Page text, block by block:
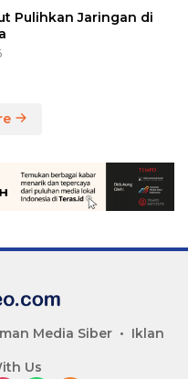
Pulihkan Jaringan di
Media Siber Iklan
Us